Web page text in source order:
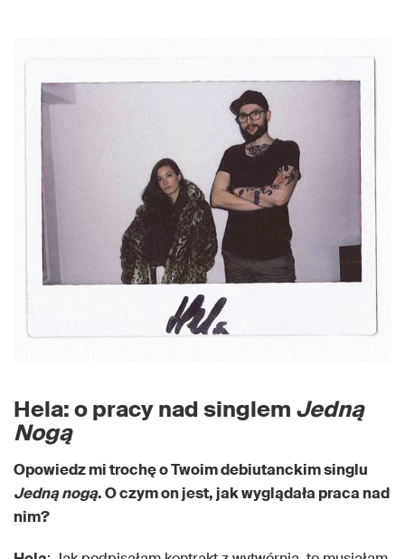
Hela: o pracy nad singlem Jedną
Nogą
Opowiedz mi trochę o Twoim debiutanckim singlu
Jednąnogą. O czym on jest, jak wyglądała praca nad
nim?